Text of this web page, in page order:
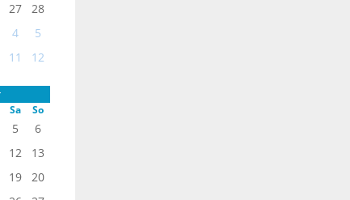
27
28
4
5
11 12
Sa So
5
6
12
13
19
20